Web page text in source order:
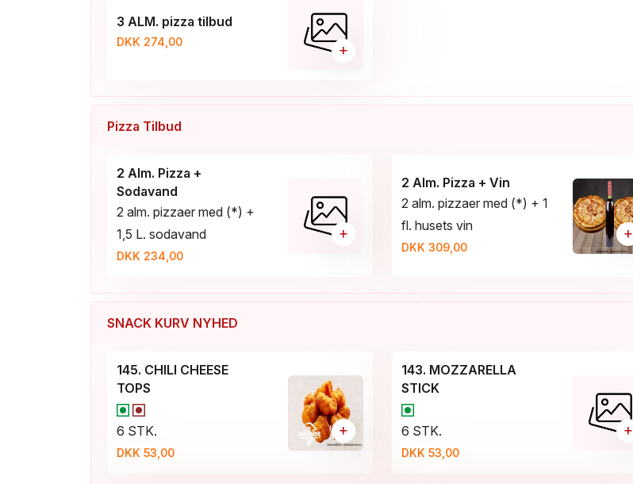
3 ALM. pizza tilbud
DKK 274,00 +
Pizza Tilbud
2 Alm. Pizza +
Sodavand
2 alm. pizzaer med (*) +
1,5 L. sodavand
DKK 234,00
+
2 Alm. Pizza + Vin
2 alm. pizzaer med (*) + 1
fl. husets vin
DKK 309,00
+
SNACK KURV NYHED
145. CHILI CHEESE
TOPS
6 STK.
DKK 53,00
+
143. MOZZARELLA
STICK
6 STK.
DKK 53,00
+